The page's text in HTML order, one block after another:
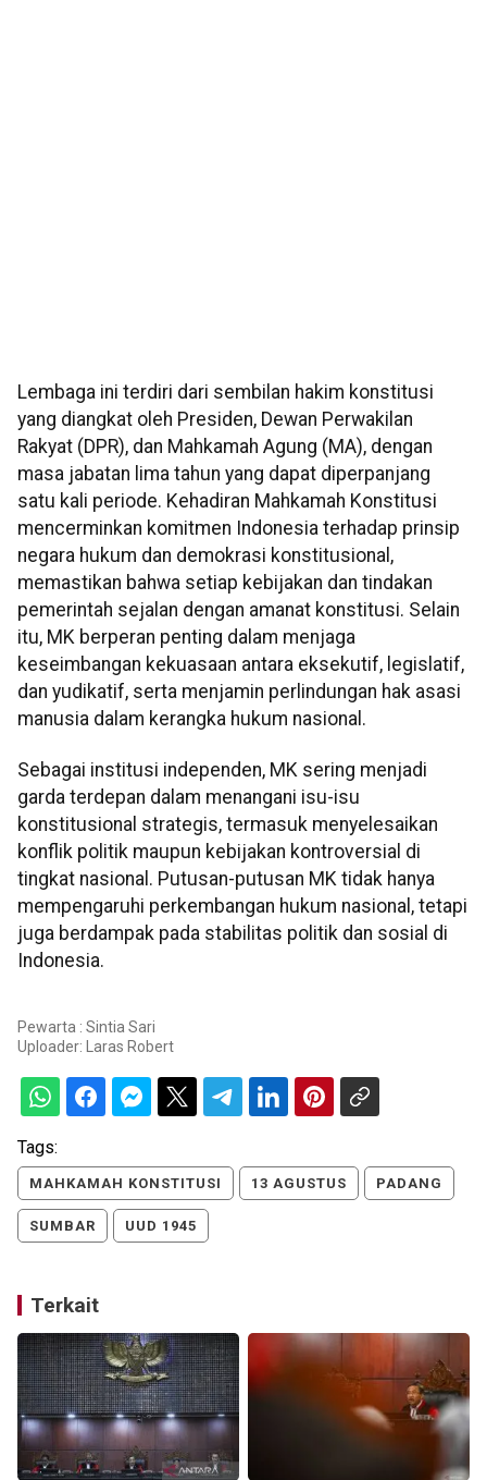
Lembaga ini terdiri dari sembilan hakim konstitusi
yang diangkat oleh Presiden, Dewan Perwakilan
Rakyat (DPR), dan Mahkamah Agung (MA), dengan
masa jabatan lima tahun yang dapat diperpanjang
satu kali periode. Kehadiran Mahkamah Konstitusi
mencerminkan komitmen Indonesia terhadap prinsip
negara hukum dan demokrasi konstitusional,
memastikan bahwa setiap kebijakan dan tindakan
pemerintah sejalan dengan amanat konstitusi. Selain
itu, MK berperan penting dalam menjaga
keseimbangan kekuasaan antara eksekutif, legislatif,
dan yudikatif, serta menjamin perlindungan hak asasi
manusia dalam kerangka hukum nasional.
Sebagai institusi independen, MK sering menjadi
garda terdepan dalam menangani isu-isu
konstitusional strategis, termasuk menyelesaikan
konflik politik maupun kebijakan kontroversial di
tingkat nasional. Putusan-putusan MK tidak hanya
mempengaruhi perkembangan hukum nasional, tetapi
juga berdampak pada stabilitas politik dan sosial di
Indonesia.
Pewarta : Sintia Sari
Uploader:
Laras Robert
Tags:
MAHKAMAH KONSTITUSI 13 AGUSTUS PADANG
SUMBAR UUD 1945
Terkait